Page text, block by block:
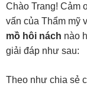
Chào Trang! Cảm
vấn của Thẩm mỹ
mồ hôi nách nào
giải đáp như sau:
Theo như chia sẻ